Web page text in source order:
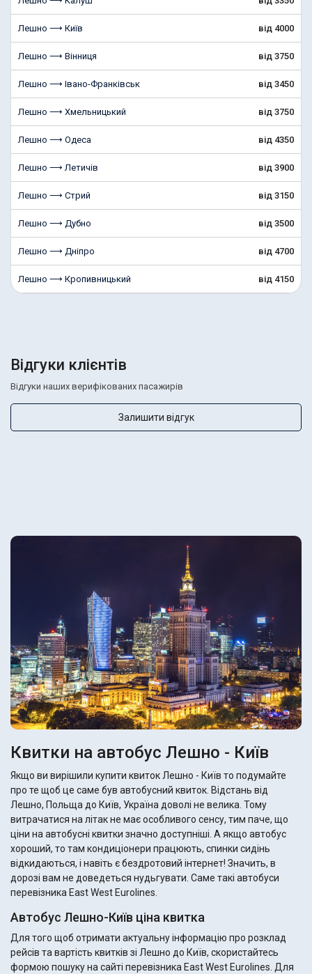
Лешно ⟶ Київ від 4000
Лешно ⟶ Вінниця від 3750
Лешно ⟶ Івано-Франківськ від 3450
Лешно ⟶ Хмельницький від 3750
Лешно ⟶ Одеса від 4350
Лешно ⟶ Летичів від 3900
Лешно ⟶ Стрий від 3150
Лешно ⟶ Дубно від 3500
Лешно ⟶ Дніпро від 4700
Лешно ⟶ Кропивницький від 4150
Відгуки клієнтів
Відгуки наших верифікованих пасажирів
Залишити відгук
Квитки на автобус Лешно - Київ
Якщо ви вирішили купити квиток Лешно - Київ то подумайте
про те щоб це саме був автобусний квиток. Відстань від
Лешно, Польща до Київ, Україна доволі не велика. Тому
витрачатися на літак не має особливого сенсу, тим паче, що
ціни на автобусні квитки значно доступніші. А якщо автобус
хороший, то там кондиціонери працюють, спинки сидінь
відкидаються, і навіть є бездротовий інтернет! Значить, в
дорозі вам не доведеться нудьгувати. Саме такі автобуси
перевізника East West Eurolines.
Автобус Лешно-Київ ціна квитка
Для того щоб отримати актуальну інформацію про розклад
рейсів та вартість квитків зі Лешно до Київ, скористайтесь
формою пошуку на сайті перевізника East West Eurolines. Для